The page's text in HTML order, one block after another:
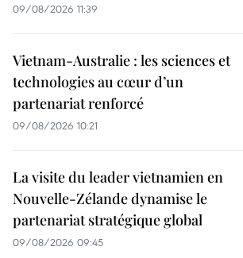
09/08/2026 11:39
Vietnam-Australie : les sciences et
technologies au cœur d’un
partenariat renforcé
09/08/2026 10:21
La visite du leader vietnamien en
Nouvelle-Zélande dynamise le
partenariat stratégique global
09/08/2026 09:45